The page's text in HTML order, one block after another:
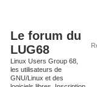
Le forum du
LUG68
Linux Users Group 68,
les utilisateurs de
GNU/Linux et des